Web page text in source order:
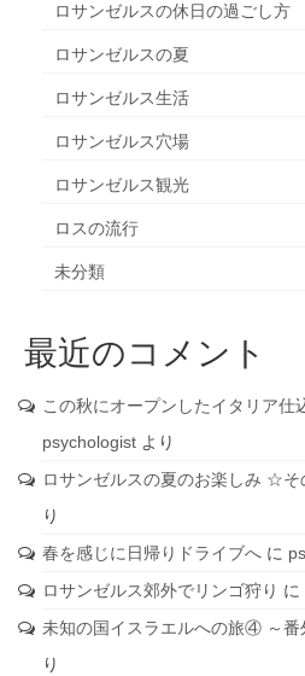
ロサンゼルスの休日の過ごし方
ロサンゼルスの夏
ロサンゼルス生活
ロサンゼルス穴場
ロサンゼルス観光
ロスの流行
未分類
最近のコメント
この秋にオープンしたイタリア仕
psychologist より
ロサンゼルスの夏のお楽しみ ☆
り
春を感じに日帰りドライブへ に
ロサンゼルス郊外でリンゴ狩り に
未知の国イスラエルへの旅④ ～
り